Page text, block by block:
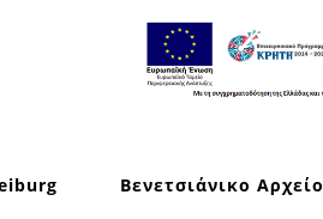
Βενετσιάνικο Αρχείο